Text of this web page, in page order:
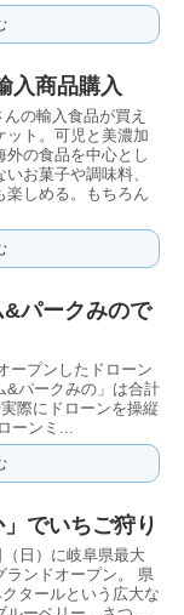
入商品購入
の輸入食品が買え
ット。可児と美濃加
外の食品を中心とし
お菓子や調味料、
楽しめる。もちろん
&パークみので
ープンしたドローン
&パークみの」は合計
際にドローンを操縦
ーンミ...
でいちご狩り
日）に岐阜県最大
ランドオープン。 県
タールという広大な